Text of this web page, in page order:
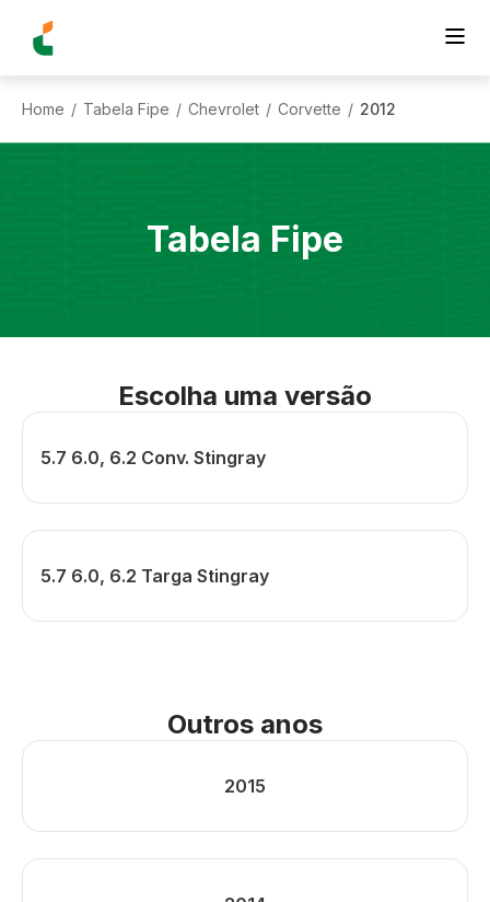
Home / Tabela Fipe / Chevrolet / Corvette / 2012
Tabela Fipe
Escolha uma versão
5.7 6.0, 6.2 Conv. Stingray
5.7 6.0, 6.2 Targa Stingray
Outros anos
2015